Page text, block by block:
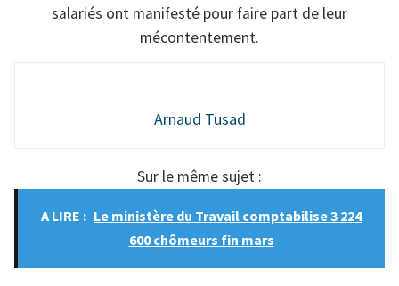
salariés ont manifesté pour faire part de leur
mécontentement.
Arnaud Tusad
Sur le même sujet :
A LIRE : Le ministère du Travail comptabilise 3 224
600 chômeurs fin mars